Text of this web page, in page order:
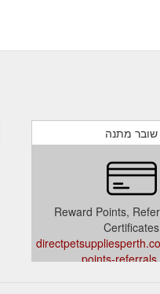
שובר מתנה
Reward Points,
Certificates
points-